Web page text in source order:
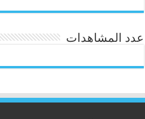
عدد المشاهدات